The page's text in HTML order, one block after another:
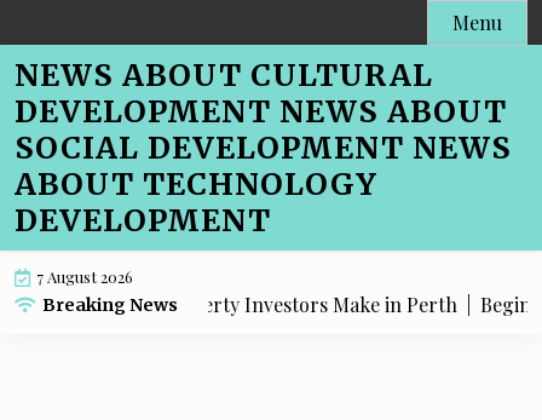
to
content
Menu
NEWS ABOUT CULTURAL
DEVELOPMENT NEWS ABOUT
SOCIAL DEVELOPMENT NEWS
ABOUT TECHNOLOGY
DEVELOPMENT
7 August 2026
Breaking News
SEO Mistakes Property Investors Make in Perth |